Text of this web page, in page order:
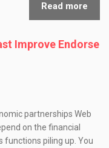
Read more
Improve Endorse
partnerships Web
on the financial
functions piling up. You